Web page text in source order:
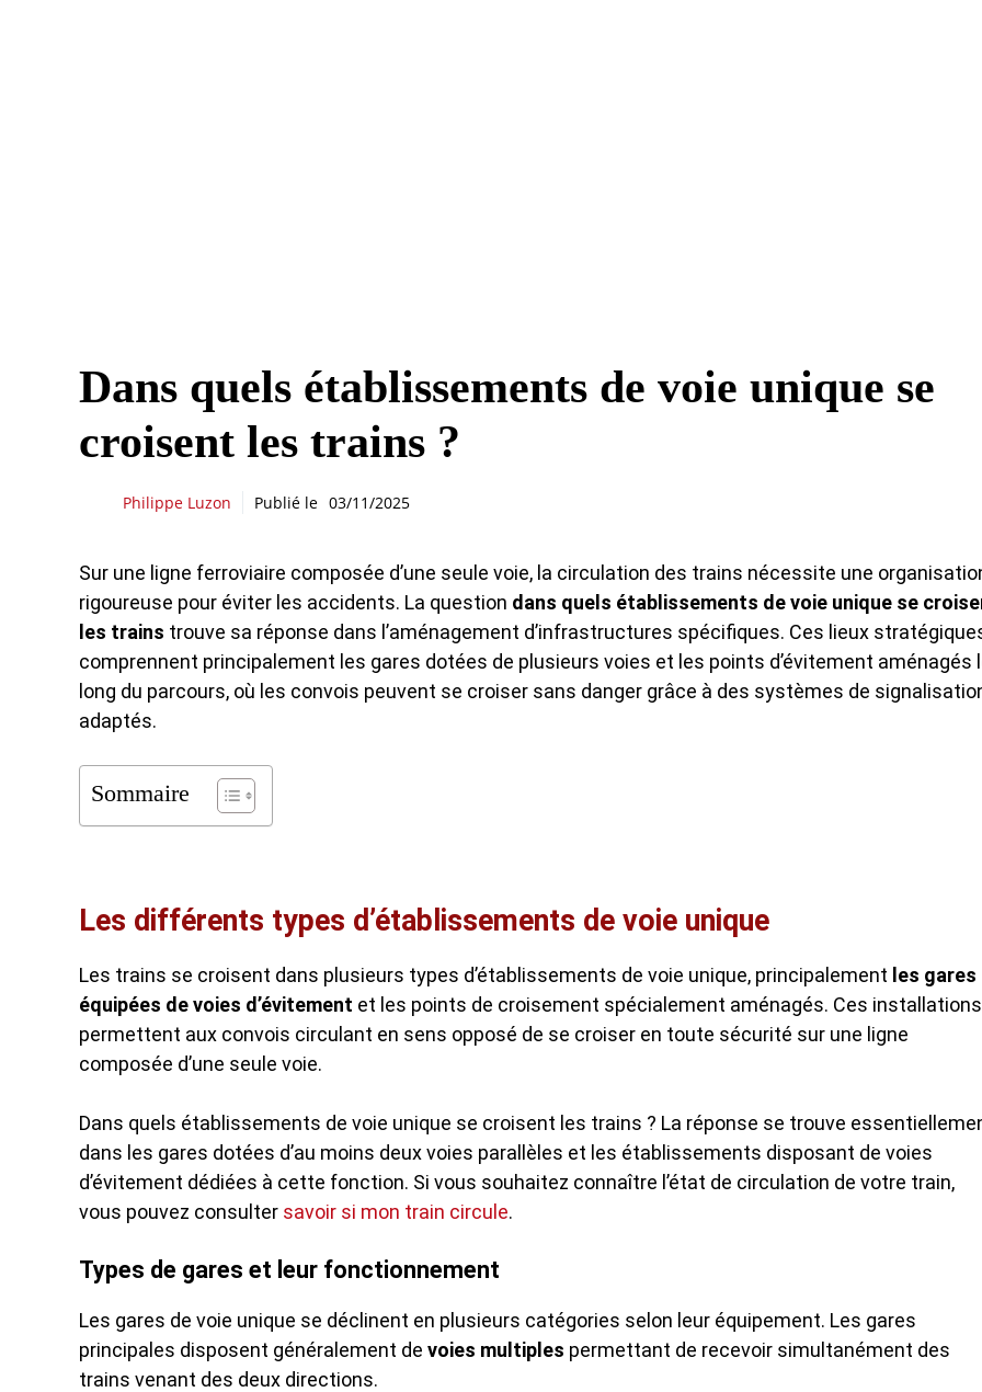
Dans quels établissements de voie unique se
croisent les trains ?
Philippe Luzon Publié le 03/11/2025
Sur une ligne ferroviaire composée d’une seule voie, la circulation des trains nécessite une
rigoureuse pour éviter les accidents. La question dans quels établissements de voie unique se
les trains trouve sa réponse dans l’aménagement d’infrastructures spécifiques. Ces lieux
comprennent principalement les gares dotées de plusieurs voies et les points d’évitement aménagés
long du parcours, où les convois peuvent se croiser sans danger grâce à des systèmes de
adaptés.
Sommaire
Les différents types d’établissements de voie unique
Les trains se croisent dans plusieurs types d’établissements de voie unique, principalement les gares
équipées de voies d’évitement et les points de croisement spécialement aménagés. Ces installations
permettent aux convois circulant en sens opposé de se croiser en toute sécurité sur une ligne
composée d’une seule voie.
Dans quels établissements de voie unique se croisent les trains ? La réponse se trouve
dans les gares dotées d’au moins deux voies parallèles et les établissements disposant de voies
d’évitement dédiées à cette fonction. Si vous souhaitez connaître l’état de circulation de votre train,
vous pouvez consulter savoir si mon train circule.
Types de gares et leur fonctionnement
Les gares de voie unique se déclinent en plusieurs catégories selon leur équipement. Les gares
principales disposent généralement de voies multiples permettant de recevoir simultanément des
trains venant des deux directions.